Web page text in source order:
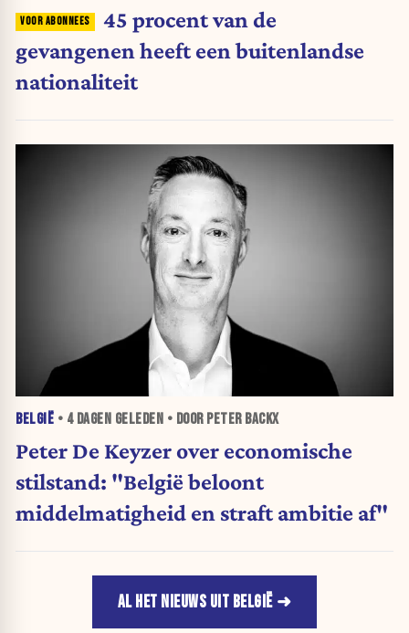
45 procent van de
gevangenen heeft een buitenlandse
nationaliteit
BELGIË • 4 DAGEN GELEDEN • DOOR PETER BACKX
Peter De Keyzer over economische
stilstand: "België beloont
middelmatigheid en straft ambitie af"
AL HET NIEUWS UIT BELGIË